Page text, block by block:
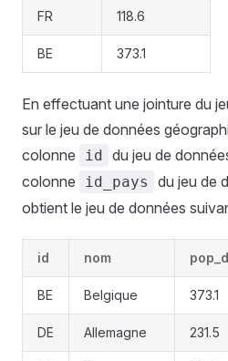
FR 118.6
BE 373.1
En effectuant une jointure du
sur le jeu de données
colonne
id du jeu de
colonne
id_pays
du jeu de
obtient le jeu de données
id nom
BE Belgique 373.1
DE Allemagne 231.5